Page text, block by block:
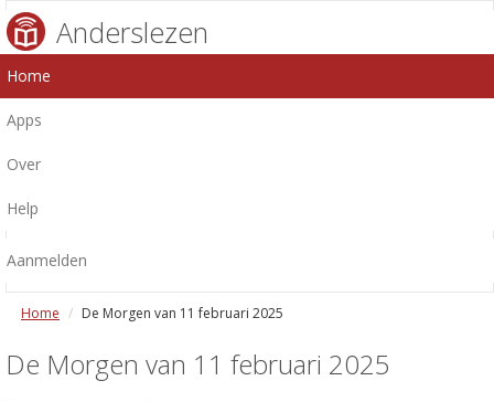
Anderslezen
Home
Apps
Over
Help
Aanmelden
Home De Morgen van 11 februari 2025
De Morgen van 11 februari 2025